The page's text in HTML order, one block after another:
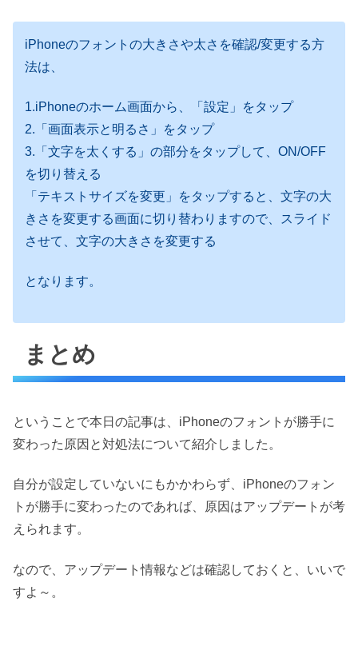
iPhoneのフォントの大きさや太さを確認/変更する方
法は、
1.iPhoneのホーム画面から、「設定」をタップ
2.「画面表示と明るさ」をタップ
3.「文字を太くする」の部分をタップして、ON/OFF
を切り替える
「テキストサイズを変更」をタップすると、文字の大
きさを変更する画面に切り替わりますので、スライド
させて、文字の大きさを変更する
となります。
まとめ
ということで本日の記事は、iPhoneのフォントが勝手に
変わった原因と対処法について紹介しました。
自分が設定していないにもかかわらず、iPhoneのフォン
トが勝手に変わったのであれば、原因はアップデートが考
えられます。
なので、アップデート情報などは確認しておくと、いいで
すよ～。